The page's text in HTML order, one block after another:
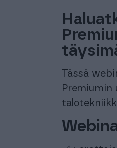
Tässä
Premiumin